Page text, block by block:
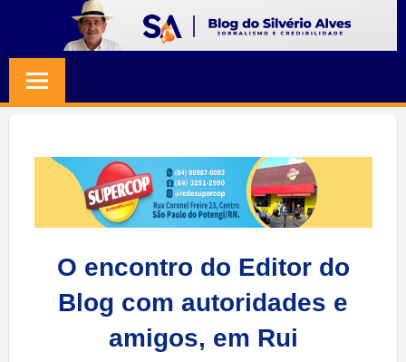
content
SILVERIO
ALVES
Jornalismo
Credibilidade
O encontro do Editor do
Blog com autoridades e
amigos, em Rui